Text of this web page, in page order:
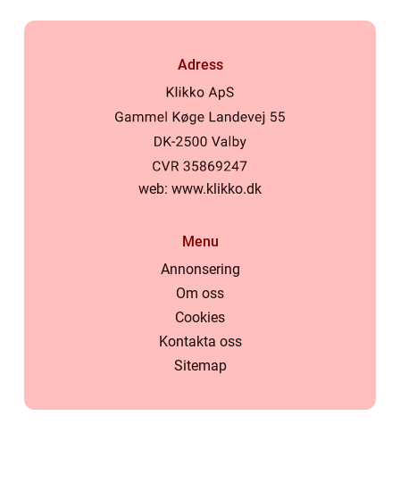
Adress
web: www.klikko.dk
Menu
Annonsering
Om oss
Cookies
Kontakta oss
Sitemap